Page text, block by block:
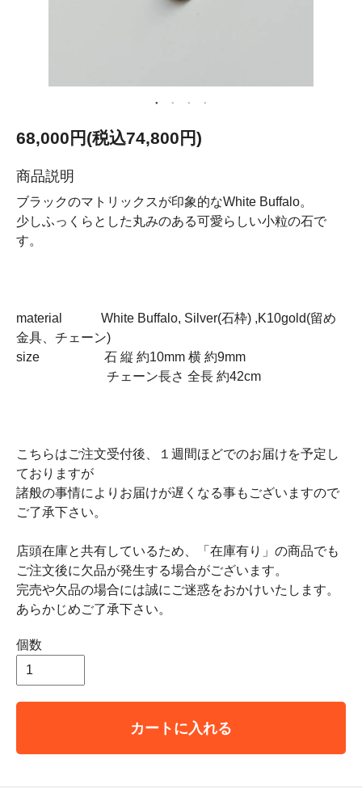
68,000円(税込74,800円)
商品説明
ブラックのマトリックスが印象的なWhite Buffalo。
少しふっくらとした丸みのある可愛らしい小粒の石で
す。
material White Buffalo, Silver(石枠) ,K10gold(留め
金具、チェーン)
size 石 縦 約10mm 横 約9mm
チェーン長さ 全長 約42cm
こちらはご注文受付後、１週間ほどでのお届けを予定し
ておりますが
諸般の事情によりお届けが遅くなる事もございますので
ご了承下さい。
店頭在庫と共有しているため、「在庫有り」の商品でも
ご注文後に欠品が発生する場合がございます。
完売や欠品の場合には誠にご迷惑をおかけいたします。
あらかじめご了承下さい。
個数
カートに入れる